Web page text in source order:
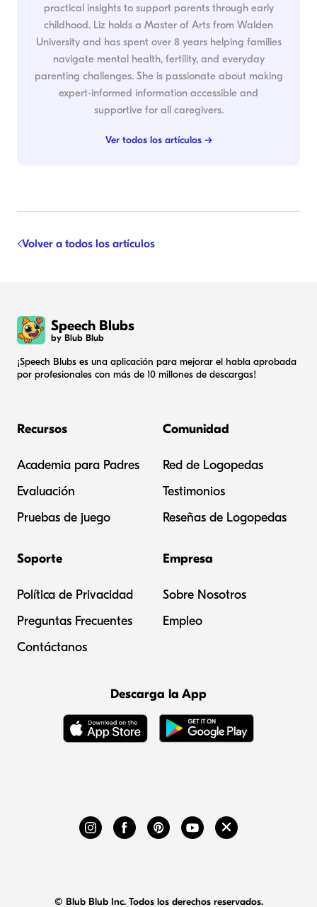
practical insights to support parents through early
childhood. Liz holds a Master of Arts from Walden
University and has spent over 8 years helping families
navigate mental health, fertility, and everyday
parenting challenges. She is passionate about making
expert-informed information accessible and
supportive for all caregivers.
Ver todos los artículos →
Volver a todos los artículos
Speech Blubs
by Blub Blub
¡Speech Blubs es una aplicación para mejorar el habla aprobada
por profesionales con más de 10 millones de descargas!
Recursos
Academia para Padres
Evaluación
Pruebas de juego
Comunidad
Red de Logopedas
Testimonios
Reseñas de Logopedas
Soporte
Política de Privacidad
Preguntas Frecuentes
Contáctanos
Empresa
Sobre Nosotros
Empleo
Descarga la App
© Blub Blub Inc. Todos los derechos reservados.